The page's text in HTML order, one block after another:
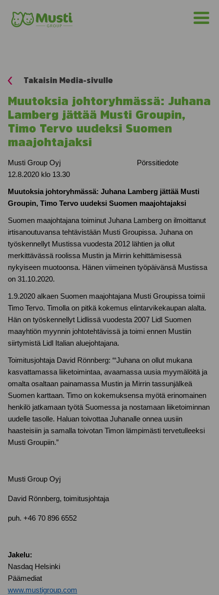
Takaisin Media-sivulle
Muutoksia johtoryhmässä: Juhana
Lamberg jättää Musti Groupin,
Timo Tervo uudeksi Suomen
maajohtajaksi
Musti Group Oyj Pörssitiedote
12.8.2020 klo 13.30
Muutoksia johtoryhmässä: Juhana Lamberg jättää Musti
Groupin, Timo Tervo uudeksi Suomen maajohtajaksi
Suomen maajohtajana toiminut Juhana Lamberg on ilmoittanut
irtisanoutuvansa tehtävistään Musti Groupissa. Juhana on
työskennellyt Mustissa vuodesta 2012 lähtien ja ollut
merkittävässä roolissa Mustin ja Mirrin kehittämisessä
nykyiseen muotoonsa. Hänen viimeinen työpäivänsä Mustissa
on 31.10.2020.
1.9.2020 alkaen Suomen maajohtajana Musti Groupissa toimii
Timo Tervo. Timolla on pitkä kokemus elintarvikekaupan alalta.
Hän on työskennellyt Lidlissä vuodesta 2007 Lidl Suomen
maayhtiön myynnin johtotehtävissä ja toimi ennen Mustiin
siirtymistä Lidl Italian aluejohtajana.
Toimitusjohtaja David Rönnberg: “‘Juhana on ollut mukana
kasvattamassa liiketoimintaa, avaamassa uusia myymälöitä ja
omalta osaltaan painamassa Mustin ja Mirrin tassunjälkeä
Suomen karttaan. Timo on kokemuksensa myötä erinomainen
henkilö jatkamaan työtä Suomessa ja nostamaan liiketoiminnan
uudelle tasolle. Haluan toivottaa Juhanalle onnea uusiin
haasteisiin ja samalla toivotan Timon lämpimästi tervetulleeksi
Musti Groupiin.”
Musti Group Oyj
David Rönnberg, toimitusjohtaja
puh. +46 70 896 6552
Jakelu:
Nasdaq Helsinki
Päämediat
www.mustigroup.com